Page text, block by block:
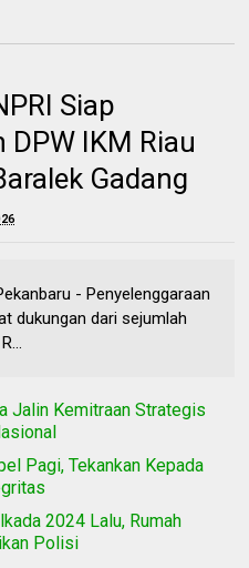
Siap
IKM Riau
Gadang
- Penyelenggaraan
dukungan dari sejumlah
Jalin Kemitraan Strategis
Pagi, Tekankan Kepada
2024 Lalu, Rumah
Polisi